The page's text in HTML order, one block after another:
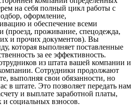
на себя полный цикл работы с
оформление,
и обеспечение всеми
(проезд, проживание, спецодежда,
и прочих документов). Вы
которая выполняет поставленные
за ее эффективность.
из штата вашей компании и
Сотрудники продолжают
выполняя свои обязанности, но
в штате. Это позволяет передать нам
и выплате заработной платы,
социальных взносов.